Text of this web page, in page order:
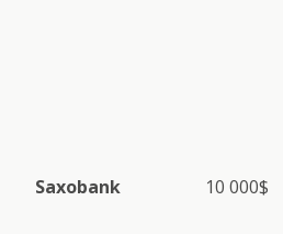
Saxobank 10 000$